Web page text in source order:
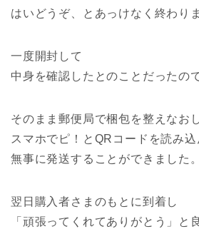
はいどうぞ、とあっけなく終わり
一度開封して
中身を確認したとのことだったの
そのまま郵便局で梱包を整えなお
スマホでピ！とQRコードを読み込
無事に発送することができました。
翌日購入者さまのもとに到着し
「頑張ってくれてありがとう」と